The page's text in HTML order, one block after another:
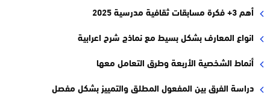
أهم 3+ فكرة مسابقات ثقافية مدرسية 2025
انواع المعارف بشكل بسيط مع نماذج شرح اعرابية
أنماط الشخصية الأربعة وطرق التعامل معها
دراسة الفرق بين المفعول المطلق والتمييز بشكل مفصل